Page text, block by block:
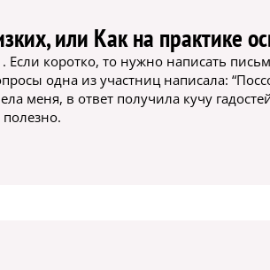
или Как на практике
коротко, то нужно написать
одна из участниц написала:
меня, в ответ получила кучу